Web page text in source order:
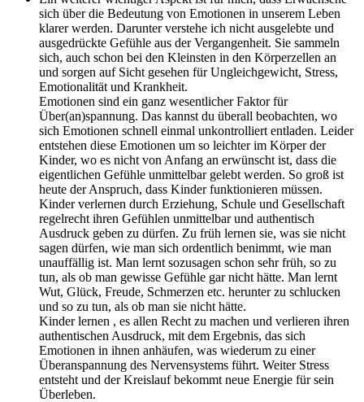
sich über die Bedeutung von Emotionen in unserem Leben
klarer werden. Darunter verstehe ich nicht ausgelebte und
ausgedrückte Gefühle aus der Vergangenheit. Sie sammeln
sich, auch schon bei den Kleinsten in den Körperzellen an
und sorgen auf Sicht gesehen für Ungleichgewicht, Stress,
Emotionalität und Krankheit.
Emotionen sind ein ganz wesentlicher Faktor für
Über(an)spannung. Das kannst du überall beobachten, wo
sich Emotionen schnell einmal unkontrolliert entladen. Leider
entstehen diese Emotionen um so leichter im Körper der
Kinder, wo es nicht von Anfang an erwünscht ist, dass die
eigentlichen Gefühle unmittelbar gelebt werden. So groß ist
heute der Anspruch, dass Kinder funktionieren müssen.
Kinder verlernen durch Erziehung, Schule und Gesellschaft
regelrecht ihren Gefühlen unmittelbar und authentisch
Ausdruck geben zu dürfen. Zu früh lernen sie, was sie nicht
sagen dürfen, wie man sich ordentlich benimmt, wie man
unauffällig ist. Man lernt sozusagen schon sehr früh, so zu
tun, als ob man gewisse Gefühle gar nicht hätte. Man lernt
Wut, Glück, Freude, Schmerzen etc. herunter zu schlucken
und so zu tun, als ob man sie nicht hätte.
Kinder lernen , es allen Recht zu machen und verlieren ihren
authentischen Ausdruck, mit dem Ergebnis, das sich
Emotionen in ihnen anhäufen, was wiederum zu einer
Überanspannung des Nervensystems führt. Weiter Stress
entsteht und der Kreislauf bekommt neue Energie für sein
Überleben.